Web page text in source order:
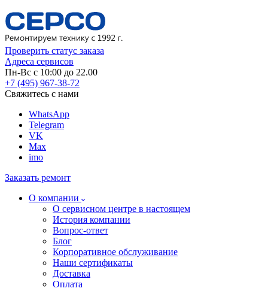
Проверить статус заказа
Адреса сервисов
Пн-Вс с 10:00 до 22.00
+7 (495) 967-38-72
Свяжитесь с нами
WhatsApp
Telegram
VK
Max
imo
Заказать ремонт
О компании
О сервисном центре в настоящем
История компании
Вопрос-ответ
Блог
Корпоративное обслуживание
Наши сертификаты
Доставка
Оплата